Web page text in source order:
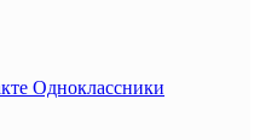
Одноклассники